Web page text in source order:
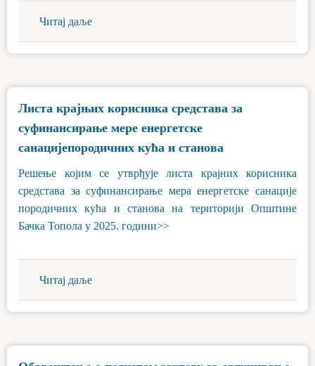
Читај даље
Листа крајњих корисника средстава за
суфинансирање мере енергетске
санацијепородичних кућа и станова
Решење којим се утврђује листа крајних корисника
средстава за суфинансирање мера енергетске санације
породичних кућа и станова на територији Општине
Бачка Топола у 2025. години>>
Читај даље